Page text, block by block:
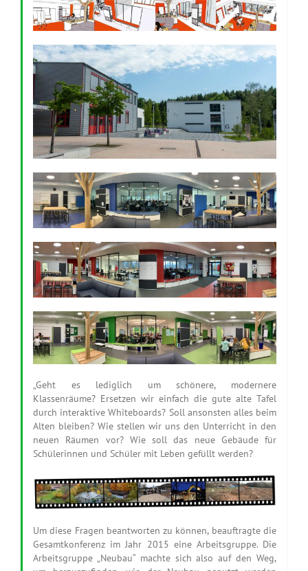
„Geht es lediglich um schönere, modernere
Klassenräume? Ersetzen wir einfach die gute alte Tafel
durch interaktive Whiteboards? Soll ansonsten alles beim
Alten bleiben? Wie stellen wir uns den Unterricht in den
neuen Räumen vor? Wie soll das neue Gebäude für
Schülerinnen und Schüler mit Leben gefüllt werden?
Um diese Fragen beantworten zu können, beauftragte die
Gesamtkonferenz im Jahr 2015 eine Arbeitsgruppe. Die
Arbeitsgruppe „Neubau“ machte sich also auf den Weg,